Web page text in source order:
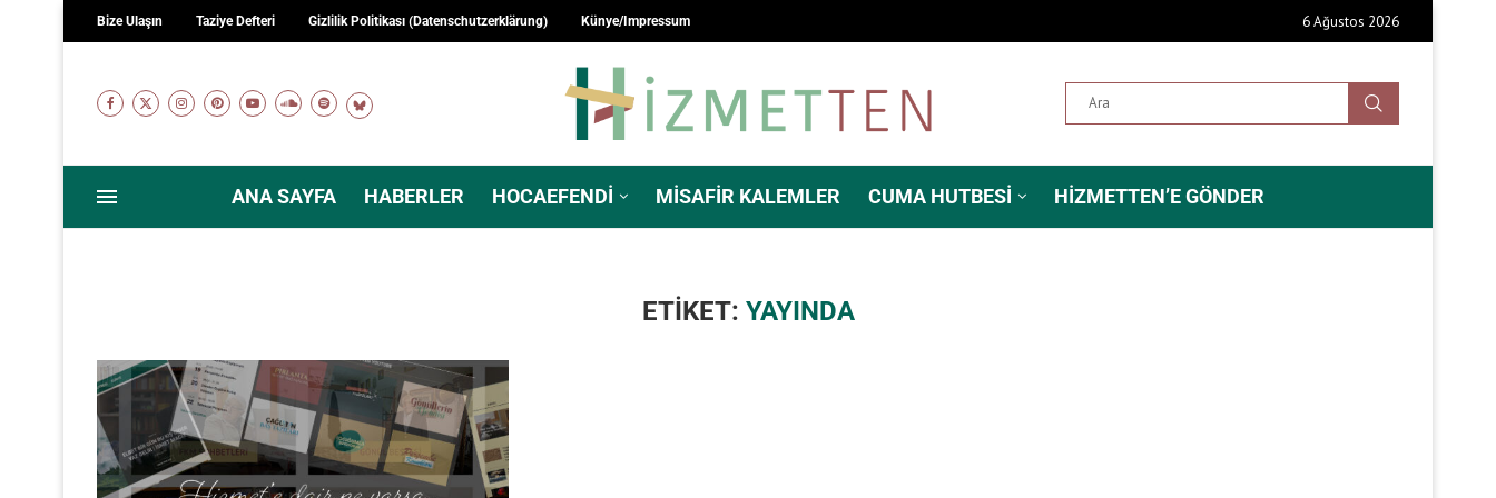
Bize Ulaşın Taziye Defteri Gizlilik Politikası (Datenschutzerklärung) Künye/Impressum 6 Ağustos 2026
ANA SAYFA HABERLER HOCAEFENDI MISAFIR KALEMLER CUMA HUTBESI HIZMETTEN’E GÖNDER
ETIKET: YAYINDA